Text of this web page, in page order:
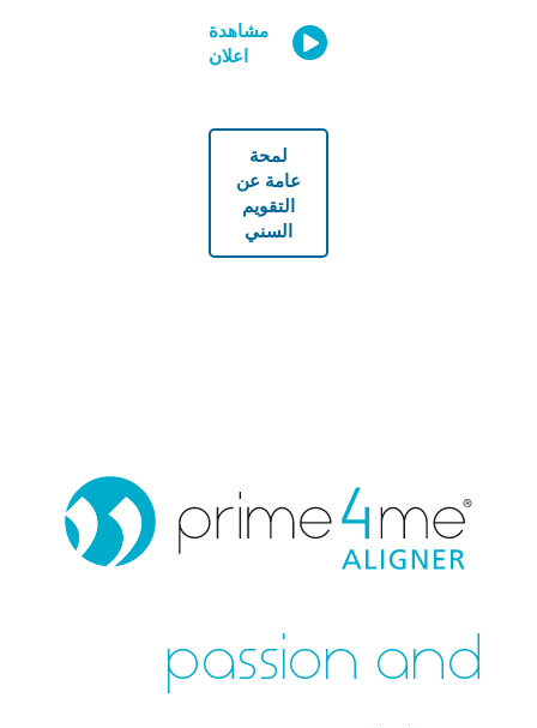
مشاهدة
اعلان
لمحة
عامة عن
التقويم
السني
passion and